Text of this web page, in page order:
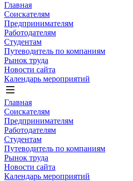
Главная
Соискателям
Предпринимателям
Работодателям
Студентам
Путеводитель по компаниям
Рынок труда
Новости сайта
Календарь мероприятий
Главная
Соискателям
Предпринимателям
Работодателям
Студентам
Путеводитель по компаниям
Рынок труда
Новости сайта
Календарь мероприятий